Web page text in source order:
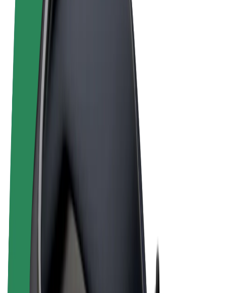
Términos y Condiciones
Privacidad
Cookies
© 2026 Bolt Technology OÜ
Bolt para empresas